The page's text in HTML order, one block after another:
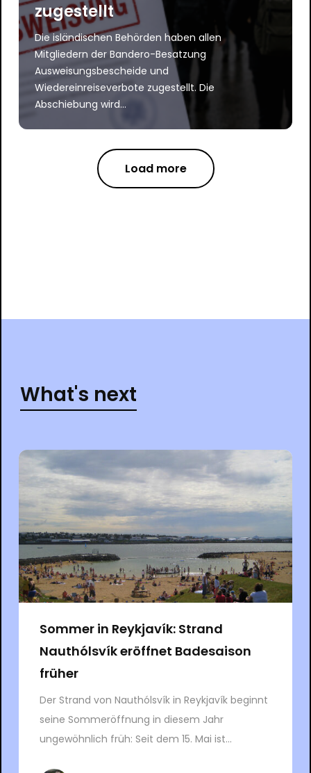
zugestellt
Die isländischen Behörden haben allen
Mitgliedern der Bandero-Besatzung
Ausweisungsbescheide und
Wiedereinreiseverbote zugestellt. Die
Abschiebung wird...
Load more
What's next
Sommer in Reykjavík: Strand
Nauthólsvík eröffnet Badesaison
früher
Der Strand von Nauthólsvík in Reykjavík beginnt
seine Sommeröffnung in diesem Jahr
ungewöhnlich früh: Seit dem 15. Mai ist...